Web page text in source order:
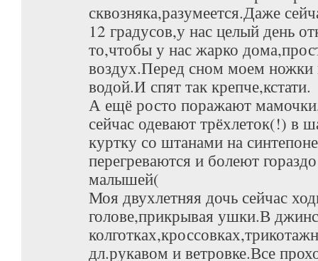
сквозняка,разумеется.Даже
12 градусов,у нас целый день
то,чтобы у нас жарко
воздух.Перед сном моем ножки
водой.И спят так крепче,кстати.
А ещё росто поражают
сейчас одевают трёхлеток(!) в
куртку со штанами на
перегреваются и болеют
малышей(
Моя двухлетняя дочь сейчас
голове,прикрывая ушки.В
дл.рукавом и ветровке.Все